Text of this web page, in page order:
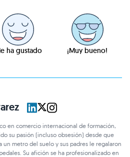
ha gustado ¡Muy bueno!
en comercio internacional de formación,
su pasión (incluso obsesión) desde que
un metro del suelo y sus padres le regalaron
Su afición se ha profesionalizado en